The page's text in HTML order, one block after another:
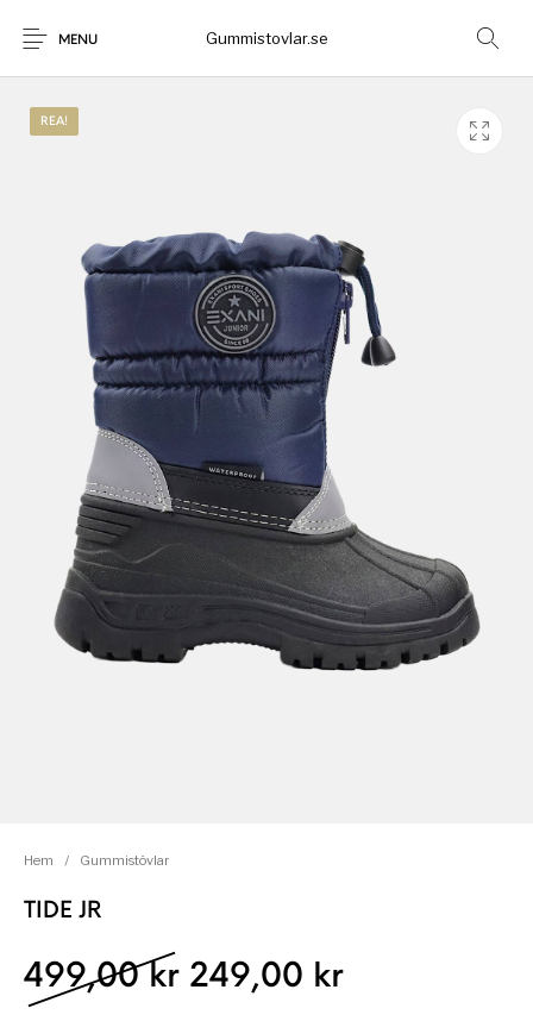
MENU Gummistovlar.se
REA!
Hem / Gummistövlar
TIDE JR
499,00 kr Det ursprungliga
249,00 krDet